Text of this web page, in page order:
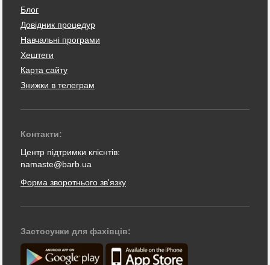
Блог
Довідник процедур
Навчальні програми
Хештеги
Карта сайту
Знижки в телеграм
Контакти:
Центр підтримки клієнтів:
namaste@barb.ua
Форма зворотнього зв'язку
Застосунки для фахівців: